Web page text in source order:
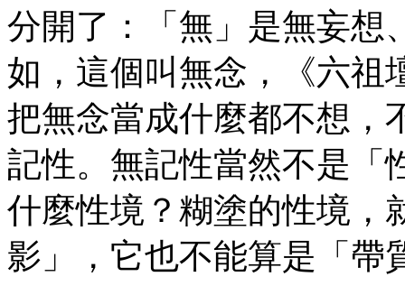
分開了：「無」是無妄想
如，這個叫無念，《六祖
把無念當成什麼都不想，
記性。無記性當然不是「
什麼性境？糊塗的性境，
影」，它也不能算是「帶